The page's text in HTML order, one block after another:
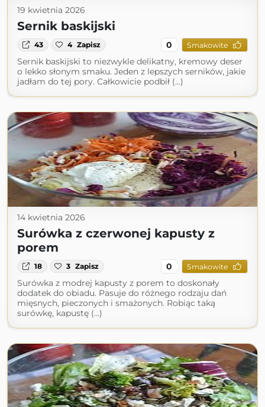
19 kwietnia 2026
Sernik baskijski
43 4 Zapisz 0 Smakowite
Sernik baskijski to niezwykle delikatny, kremowy deser
o lekko słonym smaku. Jeden z lepszych serników, jakie
jadłam do tej pory. Całkowicie podbił (...)
14 kwietnia 2026
Surówka z czerwonej kapusty z
porem
18 3 Zapisz 0 Smakowite
Surówka z modrej kapusty z porem to doskonały
dodatek do obiadu. Pasuje do różnego rodzaju dań
mięsnych, pieczonych i smażonych. Robiąc taką
surówkę, kapustę (...)